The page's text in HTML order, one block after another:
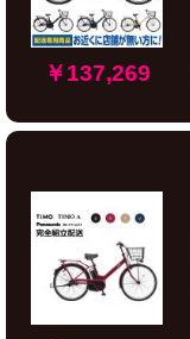
￥137,269